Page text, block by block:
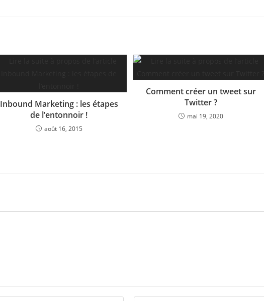
Inbound Marketing : les étapes
de l’entonnoir !
août 16, 2015
Comment créer un tweet sur
Twitter ?
mai 19, 2020